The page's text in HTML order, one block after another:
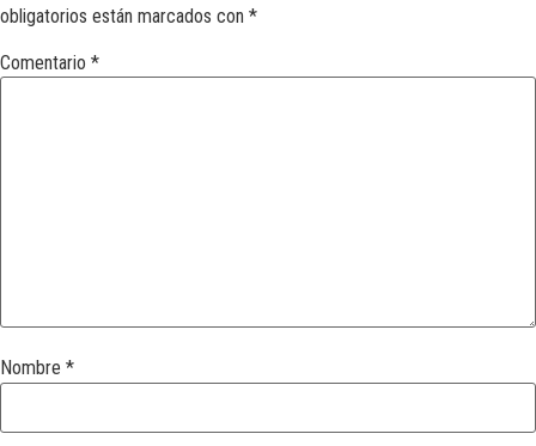
obligatorios están marcados con *
Comentario *
Nombre *